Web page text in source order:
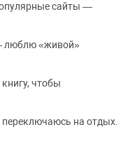
сайты —
люблю «живой»
чтобы
на отдых.